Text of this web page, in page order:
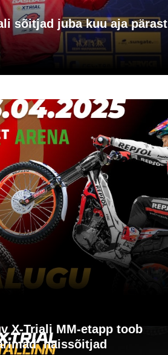
sõitjad juba kuu aja pärast
X-Triali MM-etapp toob
naissõitjad